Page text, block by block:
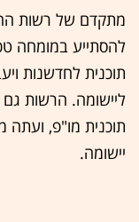
מתקדם של רשות
להסתייע במומחה
תוכנית לחדשנות
ליישומה. הרשות
תוכנית מו"פ, ועתה
יישומה.